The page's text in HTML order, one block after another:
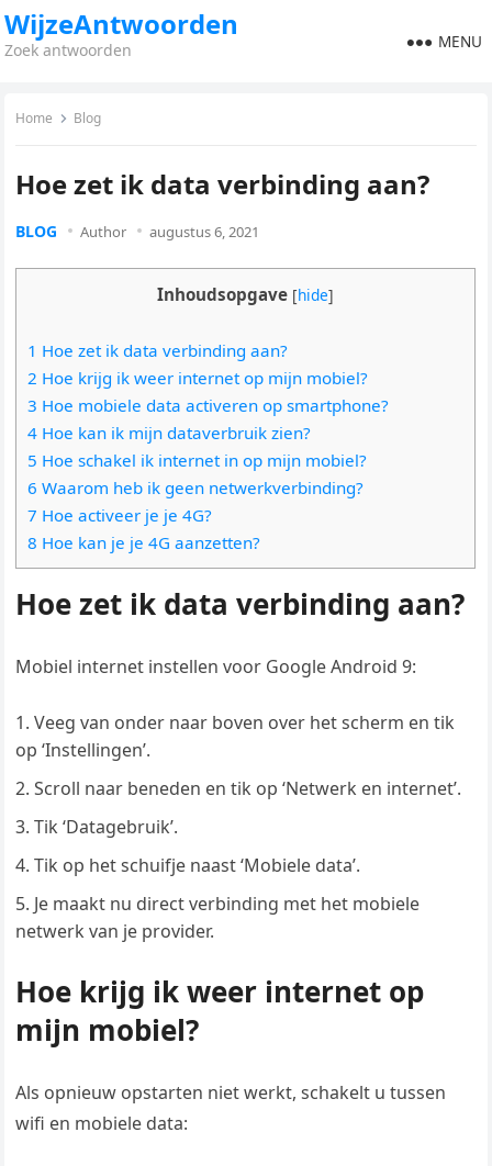
WijzeAntwoorden
Zoek antwoorden MENU
Home Blog
Hoe zet ik data verbinding aan?
BLOG Author augustus 6, 2021
Inhoudsopgave [hide]
1 Hoe zet ik data verbinding aan?
2 Hoe krijg ik weer internet op mijn mobiel?
3 Hoe mobiele data activeren op smartphone?
4 Hoe kan ik mijn dataverbruik zien?
5 Hoe schakel ik internet in op mijn mobiel?
6 Waarom heb ik geen netwerkverbinding?
7 Hoe activeer je je 4G?
8 Hoe kan je je 4G aanzetten?
Hoe zet ik data verbinding aan?
Mobiel internet instellen voor Google Android 9:
Veeg van onder naar boven over het scherm en tik
op ‘Instellingen’.
Scroll naar beneden en tik op ‘Netwerk en internet’.
Tik ‘Datagebruik’.
Tik op het schuifje naast ‘Mobiele data’.
Je maakt nu direct verbinding met het mobiele
netwerk van je provider.
Hoe krijg ik weer internet op
mijn mobiel?
Als opnieuw opstarten niet werkt, schakelt u tussen
wifi en mobiele data: